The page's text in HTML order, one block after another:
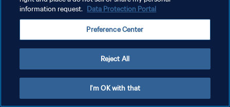
NUTZUNGSBEDINGUNGEN
COOKIE-EINSTELLUNGEN VERWALTEN
information request. Data Protection Portal
Preference Center
Reject All
I'm OK with that